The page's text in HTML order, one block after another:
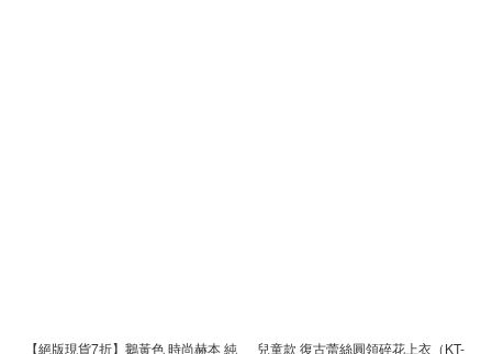
【絕版現貨7折】鵝黃色 時尚赫本 純 兒童款 復古蕾絲圓領碎花上衣（KT-